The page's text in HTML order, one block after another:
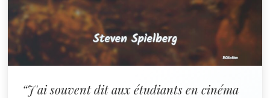
“J'ai souvent dit aux étudiants en cinéma